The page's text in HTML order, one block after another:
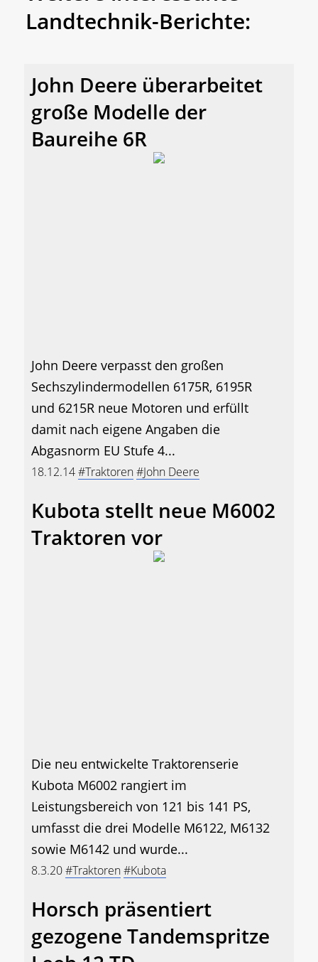
Landtechnik-Berichte:
John Deere überarbeitet
große Modelle der
Baureihe 6R
John Deere verpasst den großen
Sechszylindermodellen 6175R, 6195R
und 6215R neue Motoren und erfüllt
damit nach eigene Angaben die
Abgasnorm EU Stufe 4...
18.12.14#Traktoren#John Deere
Kubota stellt neue M6002
Traktoren vor
Die neu entwickelte Traktorenserie
Kubota M6002 rangiert im
Leistungsbereich von 121 bis 141 PS,
umfasst die drei Modelle M6122, M6132
sowie M6142 und wurde...
8.3.20#Traktoren#Kubota
Horsch präsentiert
gezogene Tandemspritze